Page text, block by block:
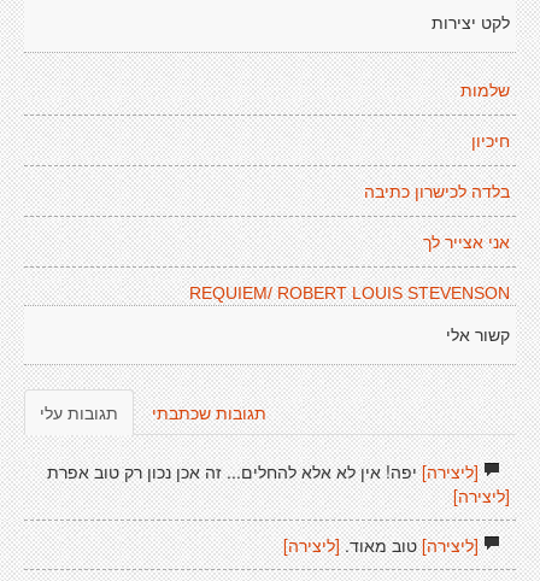
לקט יצירות
שלמות
חיכיון
בלדה לכישרון כתיבה
אני אצייר לך
REQUIEM/ ROBERT LOUIS STEVENSON
קשור אלי
תגובות עלי תגובות שכתבתי
[ליצירה]יפה! אין לא אלא להחלים... זה אכן נכון רק טוב אפרת
[ליצירה]
[ליצירה]טוב מאוד. [ליצירה]